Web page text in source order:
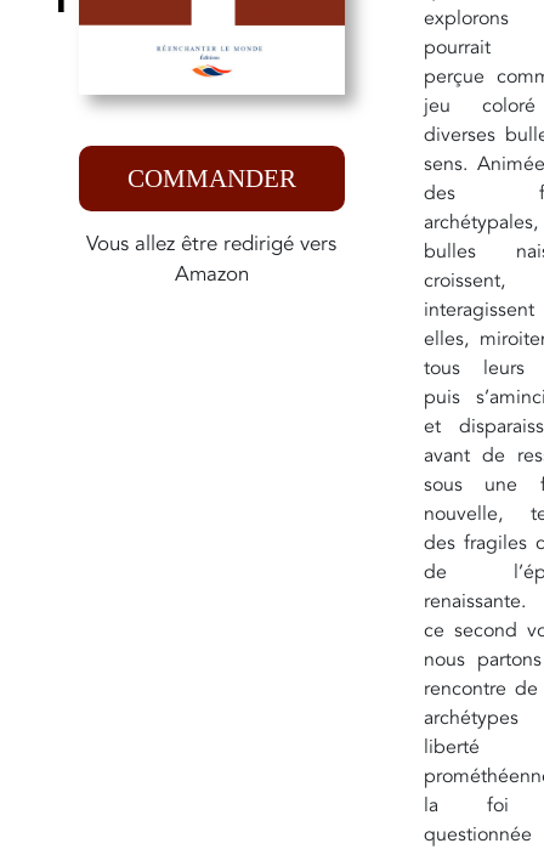
COMMANDER
Vous allez être redirigé vers
Amazon
pourrait
perçue
jeu
diverses
sens.
des
bulles
croissent,
elles,
tous leurs
puis
et
avant de
sous une
nouvelle,
des fragiles
de
renaissante.
ce second
nous
rencontre
liberté
la foi